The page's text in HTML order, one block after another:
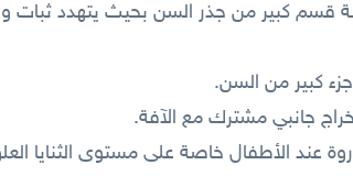
قسم كبير من جذر السن بحيث يتهدد ثبات
عند الأطفال خاصة على مستوى الثنايا